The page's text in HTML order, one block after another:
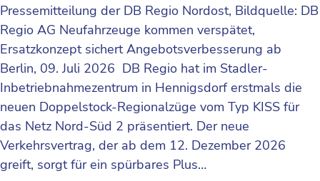
Pressemitteilung der DB Regio Nordost, Bildquelle: DB
Regio AG Neufahrzeuge kommen verspätet,
Ersatzkonzept sichert Angebotsverbesserung ab
Berlin, 09. Juli 2026 DB Regio hat im Stadler-
Inbetriebnahmezentrum in Hennigsdorf erstmals die
neuen Doppelstock-Regionalzüge vom Typ KISS für
das Netz Nord-Süd 2 präsentiert. Der neue
Verkehrsvertrag, der ab dem 12. Dezember 2026
greift, sorgt für ein spürbares Plus…